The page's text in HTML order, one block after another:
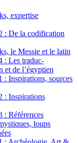
expertise
: De la codification
le Messie et le latin
: Les traduc-
et de l’égyptien
: Inspirations, sources
: Inspirations
: Références
loups